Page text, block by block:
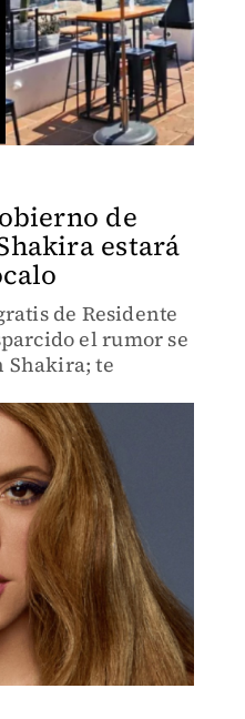
de
estará
de Residente
el rumor se
Shakira; te